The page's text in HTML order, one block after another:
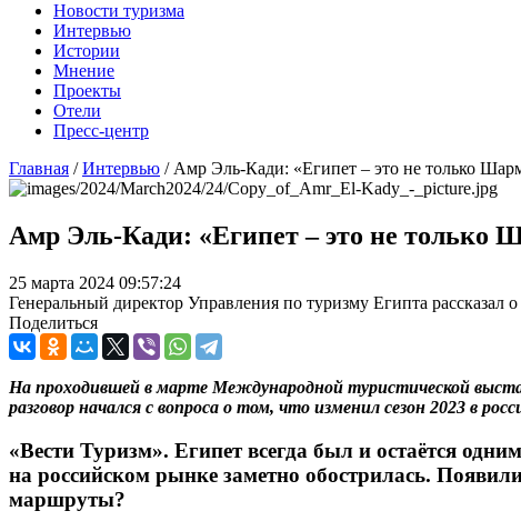
Новости туризма
Интервью
Истории
Мнение
Проекты
Отели
Пресс-центр
Главная /Интервью / Амр Эль-Кади: «Египет – это не только
Амр Эль-Кади: «Египет – это не только
25 марта 2024 09:57:24
Генеральный директор Управления по туризму Египта
Поделиться
На проходившей в марте Международной туристической
разговор начался с вопроса о том, что изменил сезон 2023 в
«Вести Туризм». Египет всегда был и остаётся
на российском рынке заметно обострилась.
маршруты?